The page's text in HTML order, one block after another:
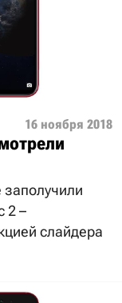
16 ноября 2018
заполучили
2 –
слайдера